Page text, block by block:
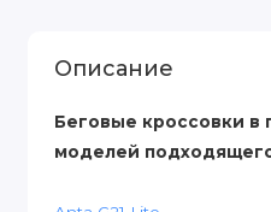
Описание
Беговые кроссовки в
моделей